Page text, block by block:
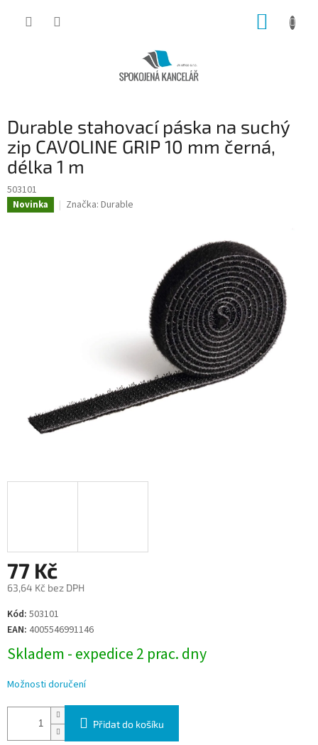
Durable stahovací páska na suchý
zip CAVOLINE GRIP 10 mm černá,
délka 1 m
503101
Novinka Značka: Durable
77 Kč
63,64 Kč bez DPH
Měrná
cena:
Kód: 503101
EAN: 4005546991146
Skladem - expedice 2 prac. dny
Možnosti doručení
Přidat do košíku